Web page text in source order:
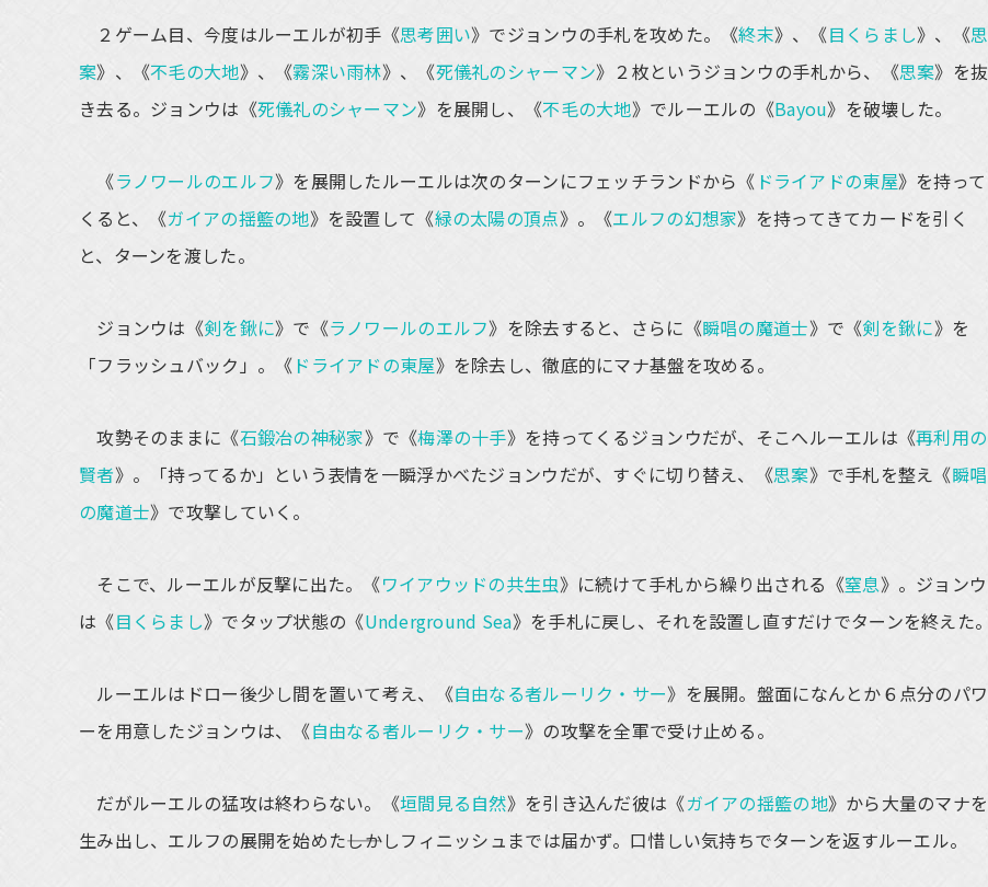
２ゲーム目、今度はルーエルが初手《思考囲い》でジョンウの手札を攻めた。《終末》、《目くらまし》、《思
案》、《不毛の大地》、《霧深い雨林》、《死儀礼のシャーマン》２枚というジョンウの手札から、《思案》を抜
き去る。ジョンウは《死儀礼のシャーマン》を展開し、《不毛の大地》でルーエルの《Bayou》を破壊した。
《ラノワールのエルフ》を展開したルーエルは次のターンにフェッチランドから《 ドライアドの東屋》を持って
くると、《ガイアの揺籃の地》を設置して《緑の太陽の頂点》。《エルフの幻想家》を持ってきてカードを引く
と、ターンを渡した。
ジョンウは《剣を鍬に》で《ラノワールのエルフ》を除去すると、さらに《瞬唱の魔道士》で《剣を鍬に》を
「フラッシュバック」。《ドライアドの東屋》を除去し、徹底的にマナ基盤を攻める。
攻勢そのままに《石鍛冶の神秘家》で《梅澤の十手》を持ってくるジョンウだが、そこへルーエルは《再利用の
賢者》。「持ってるか」という表情を一瞬浮かべたジョンウだが、すぐに切り替え、《思案》で手札を整え《瞬唱
の魔道士》で攻撃していく。
そこで、ルーエルが反撃に出た。《ワイアウッドの共生虫》に続けて手札から繰り出される《窒息》。ジョンウ
は《目くらまし》でタップ状態の《Underground Sea》を手札に戻し、それを設置し直すだけでターンを終えた。
ルーエルはドロー後少し間を置いて考え、《自由なる者ルーリク・サー》を展開。盤面になんとか６点分のパワ
ーを用意したジョンウは、《自由なる者ルーリク・サー》の攻撃を全軍で受け止める。
だがルーエルの猛攻は終わらない。《垣間見る自然》を引き込んだ彼は《ガイアの揺籃の地》から大量のマナを
生み出し、エルフの展開を始めた――しかしフィニッシュまでは届かず。口惜しい気持ちでターンを返すルーエル。